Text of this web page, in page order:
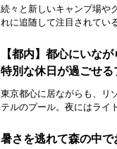
続々と新しいキャンプ場や
れに追随して注目されてい
【都内】都心にいな
特別な休日が過ごせ
東京都心に居ながらも、リ
テルのプール。夜にはライ
暑さを逃れて森の中